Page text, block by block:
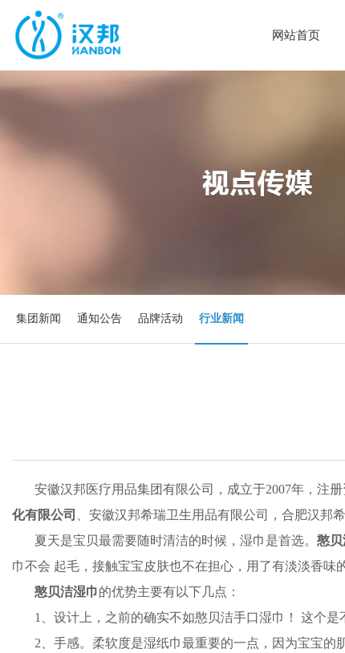
网站首页
集团新闻 通知公告 品牌活动 行业新闻
安徽汉邦医疗用品集团有限公司，成立于2007年，注
化有限公司
、安徽汉邦希瑞卫生用品有限公司，合肥汉邦
夏天是宝贝最需要随时清洁的时候，湿巾是首选。 憨贝
巾不会 起毛，接触宝宝皮肤也不在担心，用了有淡淡香味
憨贝洁湿巾的优势主要有以下几点：
1、设计上，之前的确实不如憨贝洁手口湿巾！ 这个
2、手感。柔软度是湿纸巾最重要的一点，因为宝宝的